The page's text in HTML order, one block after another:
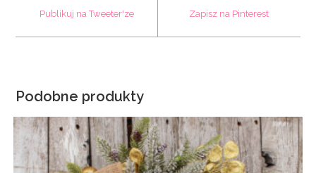
new
window
Publikuj na Tweeter'ze
window
Zapisz na Pinterest
Podobne produkty